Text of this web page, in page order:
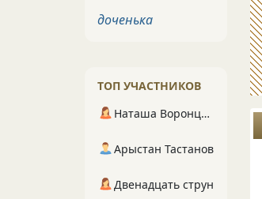
доченька
ТОП УЧАСТНИКОВ
Наташа Воронцова
Арыстан Тастанов
Двенадцать струн